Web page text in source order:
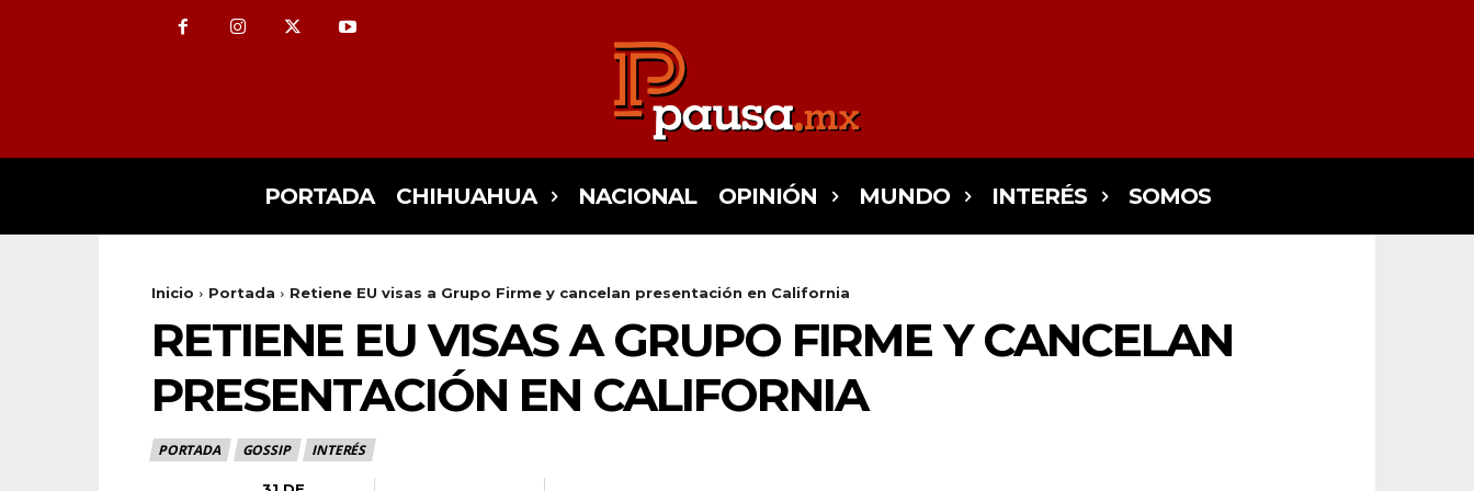
PORTADA CHIHUAHUA NACIONAL OPINIÓN MUNDO INTERÉS SOMOS
Inicio Portada Retiene EU visas a Grupo Firme y cancelan presentación en California
RETIENE EU VISAS A GRUPO FIRME Y CANCELAN
PRESENTACIÓN EN CALIFORNIA
PORTADA GOSSIP INTERÉS